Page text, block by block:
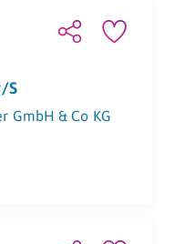
S
GmbH & Co KG